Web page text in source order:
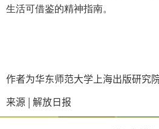
生活可借鉴的精神指南。
作者为华东师范大学上海出版研究
来源 | 解放日报